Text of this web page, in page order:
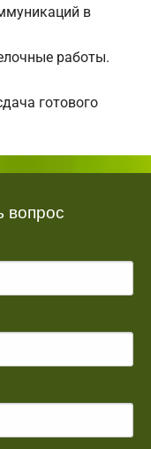
в
работы.
готового
вопрос